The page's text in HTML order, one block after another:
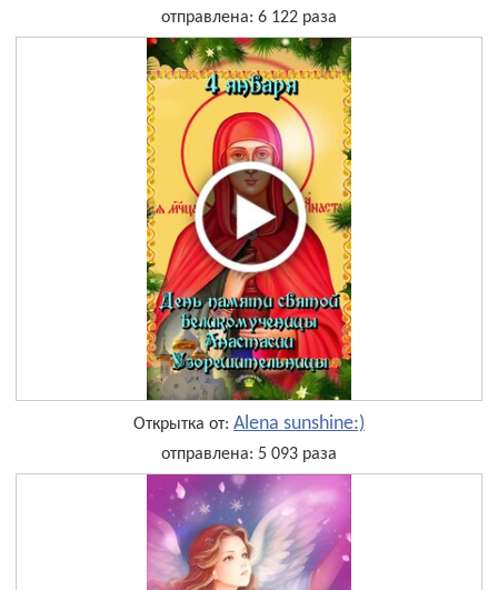
отправлена: 6 122 раза
Открытка от: Alena sunshine:)
отправлена: 5 093 раза